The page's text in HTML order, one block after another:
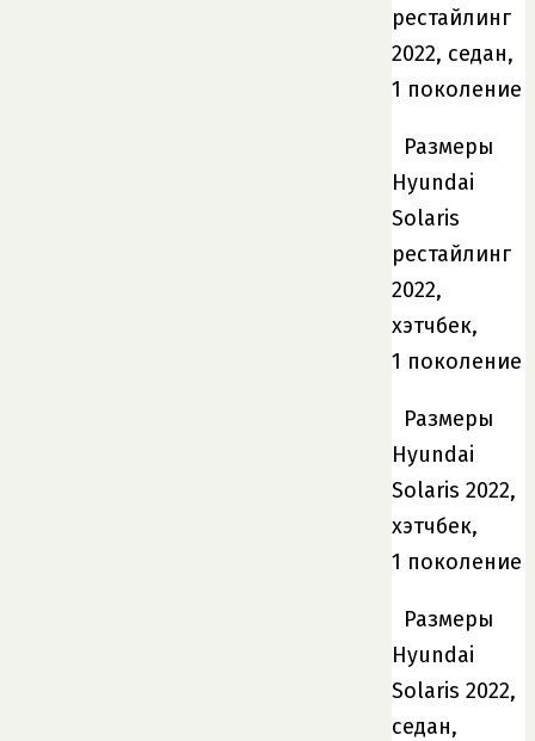
рестайлинг
2022, седан,
1 поколение
Размеры
Hyundai
Solaris
рестайлинг
2022,
хэтчбек,
1 поколение
Размеры
Hyundai
Solaris 2022,
хэтчбек,
1 поколение
Размеры
Hyundai
Solaris 2022,
седан,